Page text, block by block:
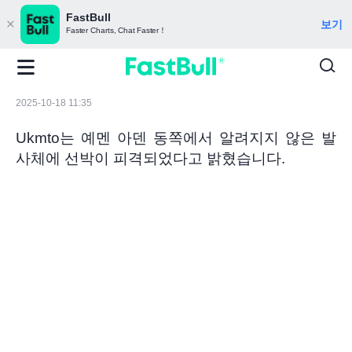
FastBull
Faster Charts, Chat Faster！ 보기
2025-10-18 11:35
Ukmto는 예멘 아덴 동쪽에서 알려지지 않은 발
사체에 선박이 피격되었다고 밝혔습니다.